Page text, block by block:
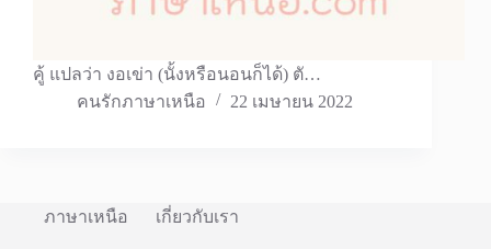
คู้ แปลว่า งอเข่า (นั้งหรือนอนก็ได้) ตั…
คนรักภาษาเหนือ
22 เมษายน 2022
ภาษาเหนือ เกี่ยวกับเรา